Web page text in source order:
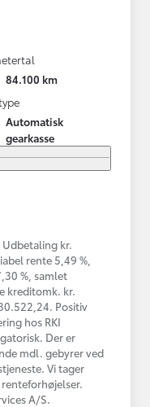
84.100 km
Automatisk
gearkasse
kr.
rente 5,49 %,
%, samlet
kreditomk. kr.
Positiv
hos RKI
Der er
mdl. gebyrer ved
Vi tager
A/S.